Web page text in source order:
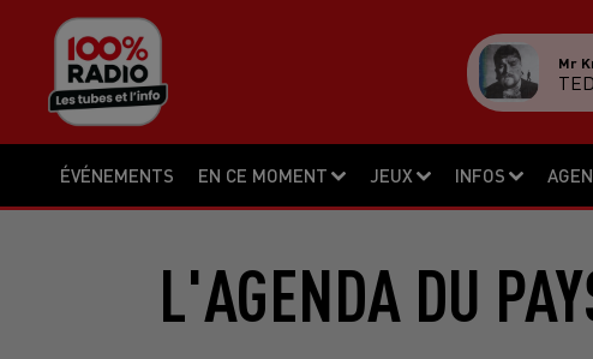
ÉVÉNEMENTS EN CE MOMENT JEUX INFOS
Mr
L'AGENDA DU